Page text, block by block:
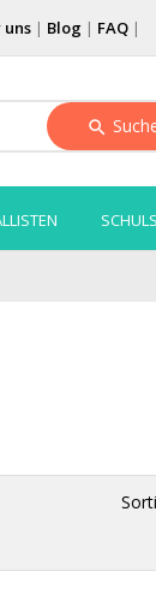
uns| Blog | FAQ|